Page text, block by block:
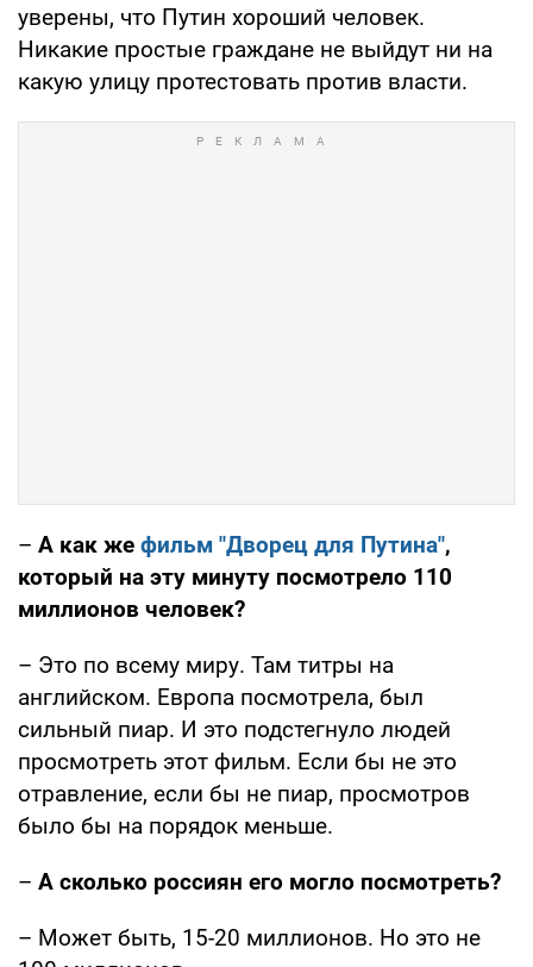
уверены, что Путин хороший человек.
Никакие простые граждане не выйдут ни на
какую улицу протестовать против власти.
– А как же фильм "Дворец для Путина",
который на эту минуту посмотрело 110
миллионов человек?
– Это по всему миру. Там титры на
английском. Европа посмотрела, был
сильный пиар. И это подстегнуло людей
просмотреть этот фильм. Если бы не это
отравление, если бы не пиар, просмотров
было бы на порядок меньше.
– А сколько россиян его могло посмотреть?
– Может быть, 15-20 миллионов. Но это не